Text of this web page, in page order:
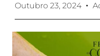
Outubro 23, 2024